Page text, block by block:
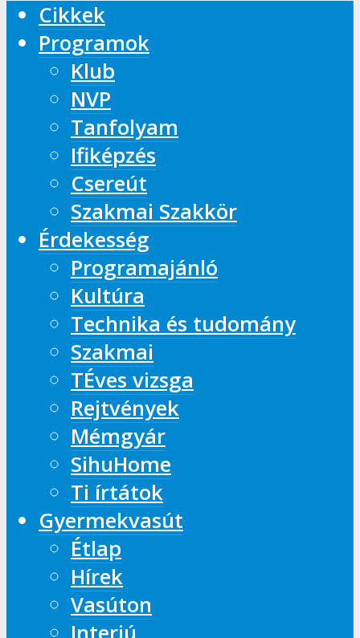
Cikkek
Programok
Klub
NVP
Tanfolyam
Ifiképzés
Csereút
Szakmai Szakkör
Érdekesség
Programajánló
Kultúra
Technika és tudomány
Szakmai
TÉves vizsga
Rejtvények
Mémgyár
SihuHome
Ti írtátok
Gyermekvasút
Étlap
Hírek
Vasúton